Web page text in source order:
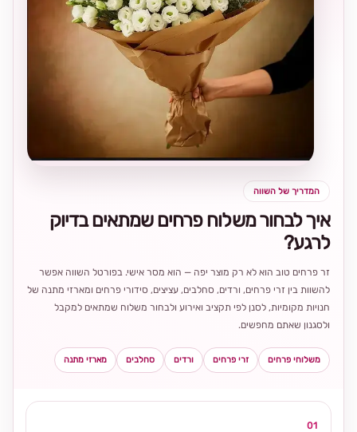
המדריך של השווה
איך לבחור משלוח פרחים שמתאים בדיוק
לרגע?
זר פרחים טוב הוא לא רק מוצר יפה — הוא מסר אישי. בפורטל השווה אפשר
להשוות בין זרי פרחים, ורדים, סחלבים, עציצים, סידורי פרחים ומארזי מתנה של
חנויות מקומיות, לסנן לפי תקציב ואירוע ולבחור משלוח שמתאים למקבל
ולסגנון שאתם מחפשים.
משלוחי פרחים זרי פרחים ורדים סחלבים מארזי מתנה
01